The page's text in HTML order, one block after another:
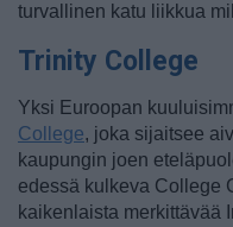
turvallinen katu liikkua
Trinity College
Yksi Euroopan
College, joka sijaitsee
kaupungin joen
edessä kulkeva College
kaikenlaista merkittävää